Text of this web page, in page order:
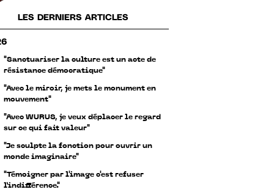
LES DERNIERS ARTICLES
"Sanctuariser la culture est un acte de
résistance démocratique"
"Avec le miroir, je mets le monument en
mouvement"
"Avec WURUS, je veux déplacer le regard
sur ce qui fait valeur"
"Je sculpte la fonction pour ouvrir un
monde imaginaire"
"Témoigner par l'image c'est refuser
l’indifférence."